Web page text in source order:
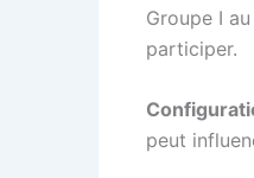
Groupe I
participer.
peut